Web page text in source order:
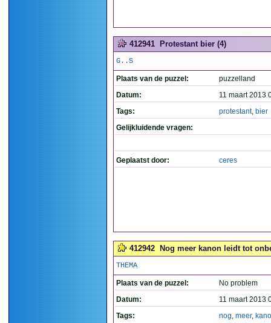
412941 Protestant bier (4)
G..S
Plaats van de puzzel:
puzzelland
Datum:
11 maart 2013
Tags:
protestant, bier
Gelijkluidende vragen:
Geplaatst door: ceres
412942 Nog meer kanon leidt tot
THEMA
Plaats van de puzzel:
No problem
Datum:
11 maart 2013
Tags:
nog, meer,